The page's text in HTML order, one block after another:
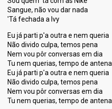
Sangue, não vou dar nada
'Tá fechada a Ivy
Eu já parti p'a outra e nem queria
Não divido culpa, temos pena
Nem vou pôr conversas em dia
Tu nem querias, tempo de antena
Eu já parti p'a outra e nem queria
Não divido culpa, temos pena
Nem vou pôr conversas em dia
Tu nem querias, tempo de antena